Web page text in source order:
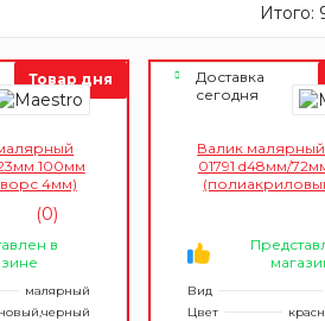
Итого:
Товар дня
100мм
4мм)
(0)
в
малярный
Доставка
сегодня
Валик малярный
01791 d48мм/
Вид
Цвет